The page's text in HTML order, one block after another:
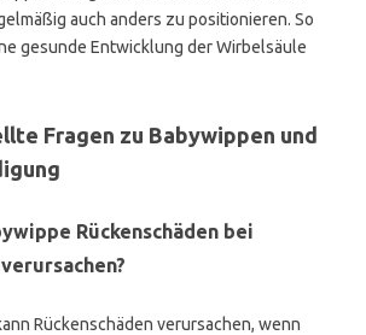
auch anders zu positionieren. So
gesunde Entwicklung der Wirbelsäule
Fragen zu Babywippen und
Rückenschäden bei
Rückenschäden verursachen, wenn